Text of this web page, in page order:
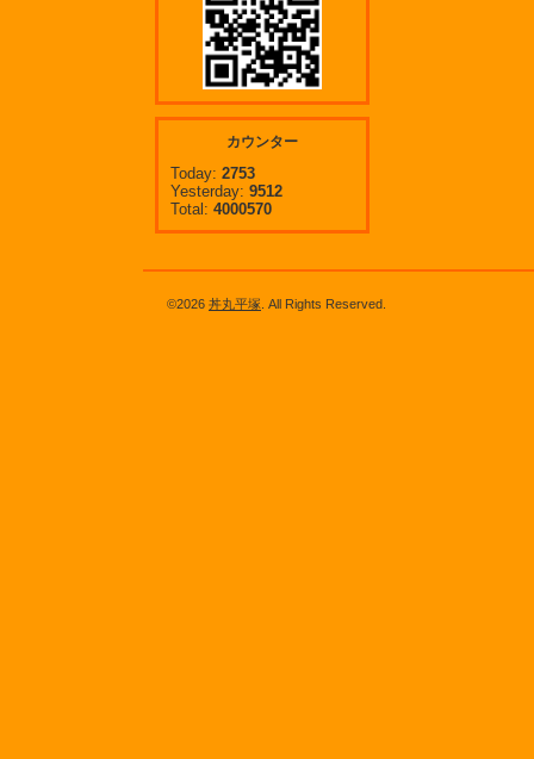
カウンター
Today: 2753
Yesterday: 9512
Total: 4000570
©2026 丼丸平塚 . All Rights Reserved.